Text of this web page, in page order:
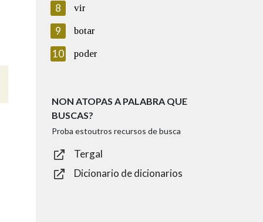
8 vir
9 botar
10 poder
NON ATOPAS A PALABRA QUE
BUSCAS?
Proba estoutros recursos de busca
Tergal
Dicionario de dicionarios